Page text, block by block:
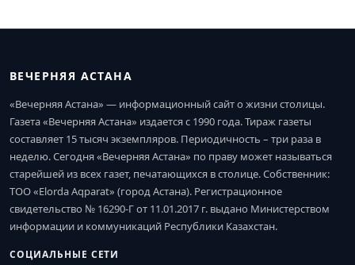
ВЕЧЕРНЯЯ АСТАНА
«Вечерняя Астана» — информационный сайт о жизни столицы.
Газета «Вечерняя Астана» издается с 1990 года. Тираж газеты
составляет 15 тысяч экземпляров. Периодичность – три раза в
неделю. Сегодня «Вечерняя Астана» по праву может называться
старейшей из всех газет, печатающихся в столице. Собственник:
ТОО «Elorda Aqparat» (город Астана). Регистрационное
свидетельство № 16290-Г от 11.01.2017 г. выдано Министерством
информации и коммуникаций Республики Казахстан.
СОЦИАЛЬНЫЕ СЕТИ